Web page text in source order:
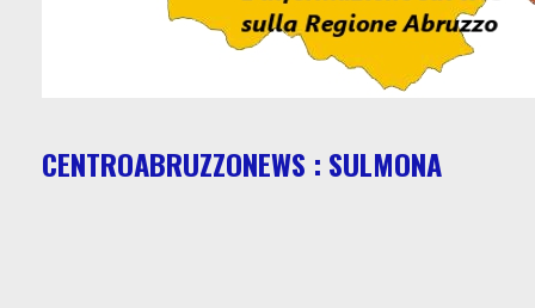
CENTROABRUZZONEWS : SULMONA